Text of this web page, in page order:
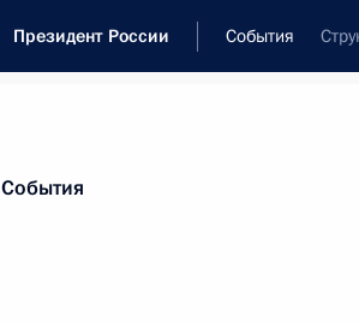
Президент России События
Новости
События